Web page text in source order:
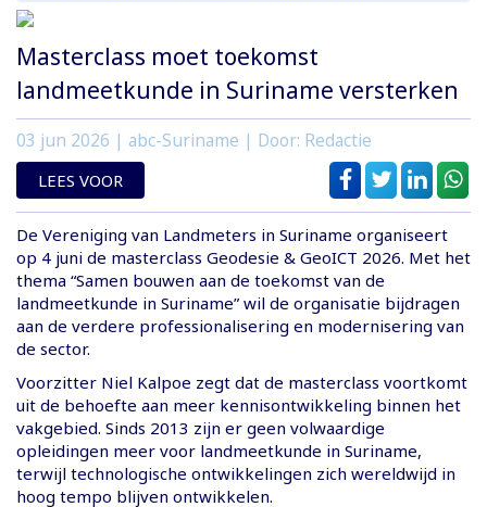
Masterclass moet toekomst
landmeetkunde in Suriname versterken
03 jun 2026 | abc-Suriname | Door: Redactie
LEES VOOR
De Vereniging van Landmeters in Suriname organiseert
op 4 juni de masterclass Geodesie & GeoICT 2026. Met het
thema “Samen bouwen aan de toekomst van de
landmeetkunde in Suriname” wil de organisatie bijdragen
aan de verdere professionalisering en modernisering van
de sector.
Voorzitter Niel Kalpoe zegt dat de masterclass voortkomt
uit de behoefte aan meer kennisontwikkeling binnen het
vakgebied. Sinds 2013 zijn er geen volwaardige
opleidingen meer voor landmeetkunde in Suriname,
terwijl technologische ontwikkelingen zich wereldwijd in
hoog tempo blijven ontwikkelen.